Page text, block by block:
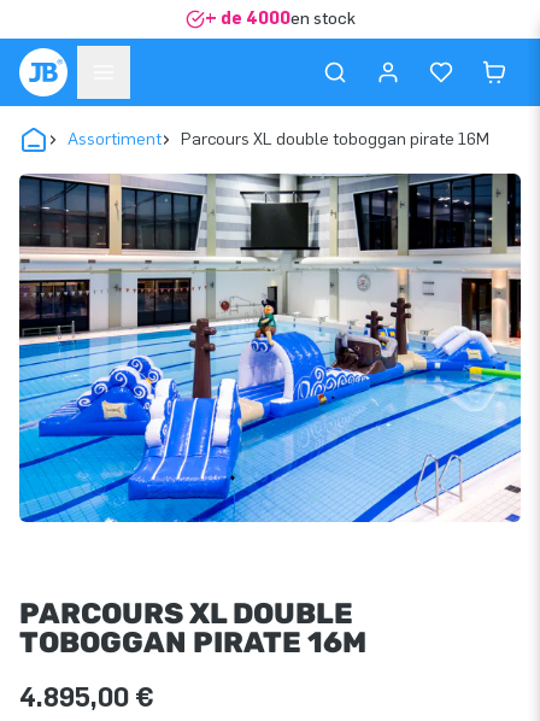
+ de 4000en stock
Assortiment Parcours XL double toboggan pirate 16M
PARCOURS XL DOUBLE
TOBOGGAN PIRATE 16M
4.895,00 €